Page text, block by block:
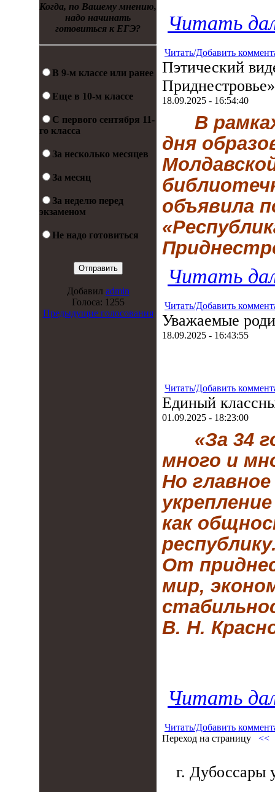
Когда, по Вашему мнению,
надо начинать
готовиться к ЕГЭ?
В 9-м классе или ранее
Еще в 10-м классе
С первого сентября 11-
го класса
За несколько месяцев
За месяц
За неделю перед
экзаменом
Не надо готовиться
Добавил admin
Голоса: 1255
Предыдущие голосования
Читать
Читать/Добавить
Пэтический
Приднестровье»
18.09.2025 - 16:54:40
В
дня
объявила
Читать
Читать/Добавить
Уважаемые
18.09.2025 - 16:43:55
Читать/Добавить
Единый
01.09.2025 - 18:23:00
«За 34
много и
Но
как
От
мир,
В. Н.
Читать
Читать/Добавить
Переход на страницу
<<
г. Дубоссары